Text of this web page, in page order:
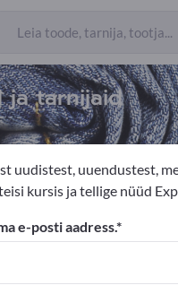
ja tarnijaid
uudistest, uuendustest,
kursis ja tellige nüüd
e-posti aadress.